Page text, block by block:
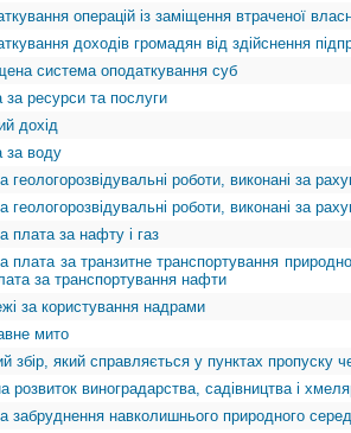
операцій із заміщення втраченої
доходів громадян від здійснення
система оподаткування суб
за ресурси та послуги
дохід
за воду
геологорозвідувальні роботи, виконані за
геологорозвідувальні роботи, виконані за
плата за нафту і газ
плата за транзитне транспортування
за транспортування нафти
за користування надрами
мито
збір, який справляється у пунктах пропуску
розвиток виноградарства, садівництва і
забруднення навколишнього природного